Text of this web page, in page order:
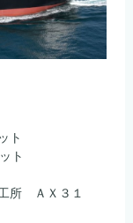
ト
ＡＸ３１